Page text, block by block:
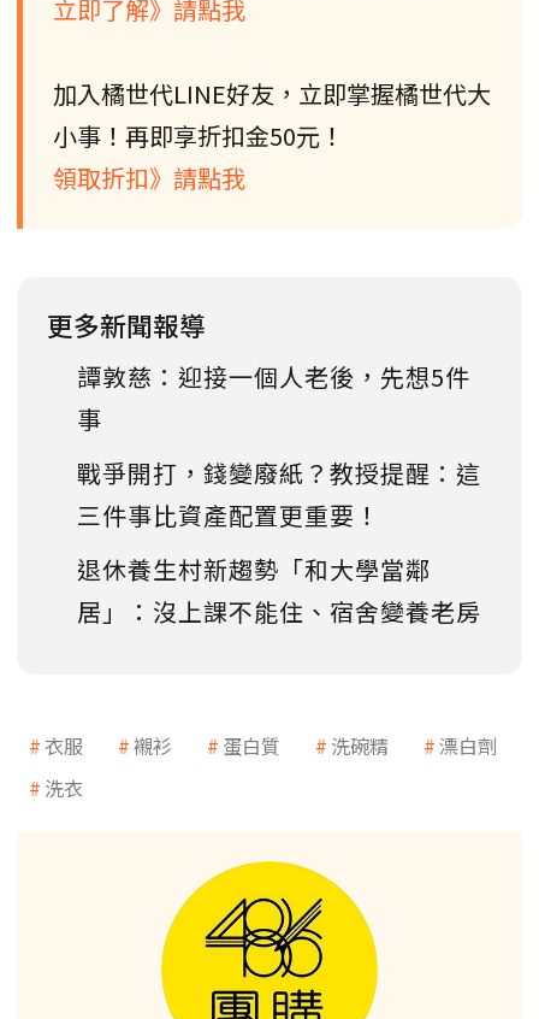
立即了解》請點我
加入橘世代LINE好友，立即掌握橘世代大
小事！再即享折扣金50元！
領取折扣》請點我
更多新聞報導
譚敦慈：迎接一個人老後，先想5件
事
戰爭開打，錢變廢紙？教授提醒：這
三件事比資產配置更重要！
退休養生村新趨勢「和大學當鄰
居」：沒上課不能住、宿舍變養老房
衣服 襯衫 蛋白質 洗碗精
漂白劑
洗衣